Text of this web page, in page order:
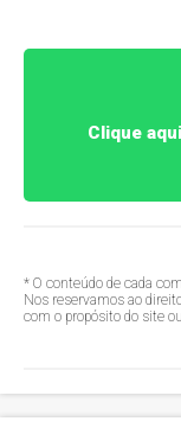
Clique
* O conteúdo de cada
Nos reservamos ao
com o propósito do site